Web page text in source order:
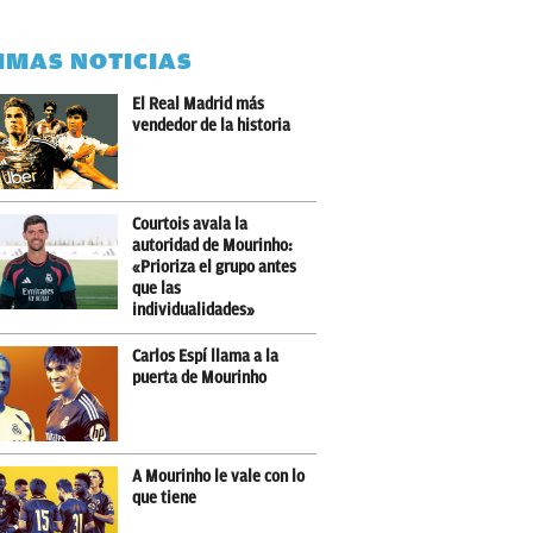
NOTICIAS
El Real Madrid más
vendedor de la historia
Courtois avala la
autoridad de Mourinho:
«Prioriza el grupo antes
que las
individualidades»
Carlos Espí llama a la
puerta de Mourinho
A Mourinho le vale con lo
que tiene